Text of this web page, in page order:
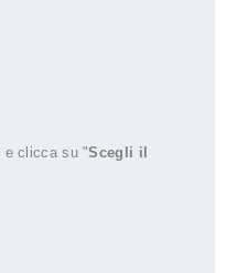
e clicca su "Scegli il